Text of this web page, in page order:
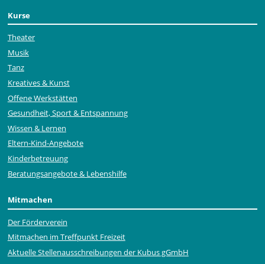
Kurse
Theater
Musik
Tanz
Kreatives & Kunst
Offene Werkstätten
Gesundheit, Sport & Entspannung
Wissen & Lernen
Eltern-Kind-Angebote
Kinderbetreuung
Beratungsangebote & Lebenshilfe
Mitmachen
Der Förderverein
Mitmachen im Treffpunkt Freizeit
Aktuelle Stellen­ausschrei­bungen der Kubus gGmbH